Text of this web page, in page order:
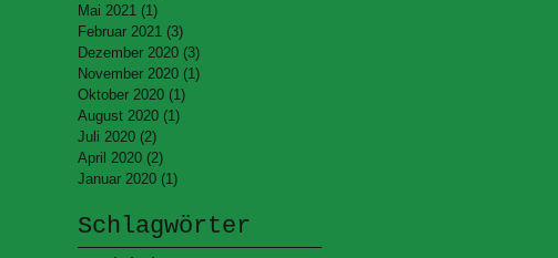
Mai 2021 (1)
Februar 2021 (3)
Dezember 2020 (3)
November 2020 (1)
Oktober 2020 (1)
August 2020 (1)
Juli 2020 (2)
April 2020 (2)
Januar 2020 (1)
Schlagwörter